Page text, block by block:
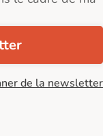
de la newsletter